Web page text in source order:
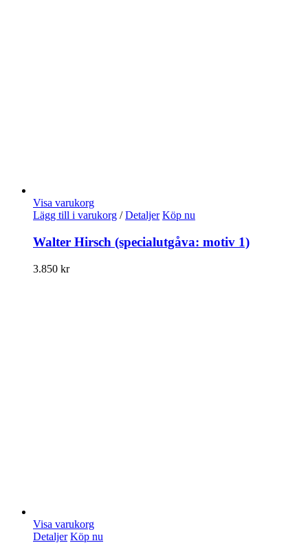
Visa varukorg
Lägg till i varukorg / Detaljer Köp nu
Walter Hirsch (specialutgåva: motiv 1)
3.850 kr
Visa varukorg
Detaljer Köp nu